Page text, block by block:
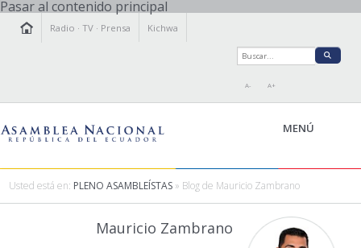
Pasar al contenido principal
Radio ·TV · Prensa Kichwa
A- A+
MENÚ
Usted está en: PLENO ASAMBLEÍSTAS » Blog de Mauricio Zambrano
Mauricio Zambrano